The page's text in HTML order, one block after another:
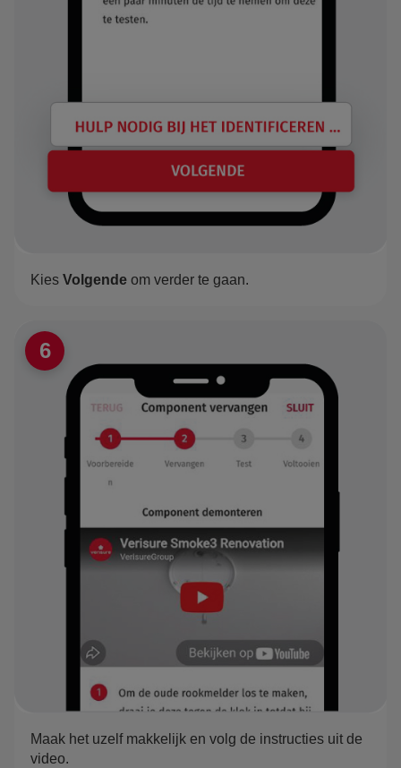
Kies Volgende om verder te gaan.
6
Maak het uzelf makkelijk en volg de instructies uit de
video.